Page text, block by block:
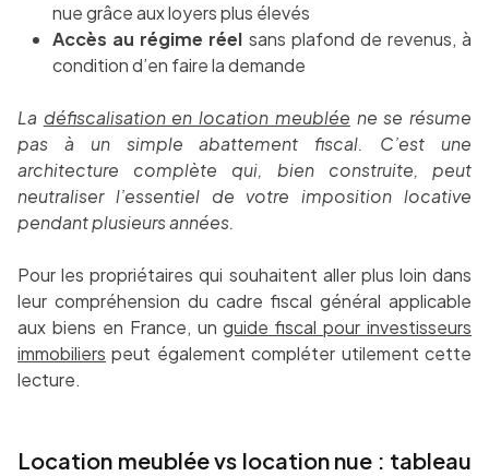
nue grâce aux loyers plus élevés
Accès au régime réel sans plafond de revenus, à
condition d’en faire la demande
La défiscalisation en location meublée ne se résume
pas à un simple abattement fiscal. C’est une
architecture complète qui, bien construite, peut
neutraliser l’essentiel de votre imposition locative
pendant plusieurs années.
Pour les propriétaires qui souhaitent aller plus loin dans
leur compréhension du cadre fiscal général applicable
aux biens en France, unguide fiscal pour investisseurs
immobiliers peut également compléter utilement cette
lecture.
Location meublée vs location nue : tableau